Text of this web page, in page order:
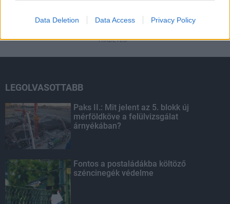
Data Deletion Data Access Privacy Policy
HIRDETÉS
LEGOLVASOTTABB
Paks II.: Mit jelent az 5. blokk új
mérföldköve a felülvizsgálat
árnyékában?
Fontos a postaládákba költöző
széncinegék védelme